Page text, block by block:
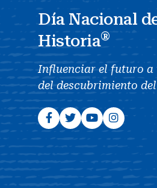
Día Nacional
Historia®
Influenciar el futuro a
del descubrimiento